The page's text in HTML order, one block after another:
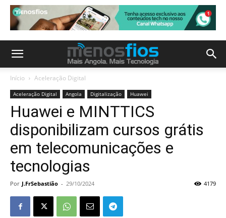
Início Aceleração Digital
Aceleração Digital Angola Digitalização Huawei
Huawei e MINTTICS
disponibilizam cursos grátis
em telecomunicações e
tecnologias
Por J.FrSebastião - 29/10/2024 4179